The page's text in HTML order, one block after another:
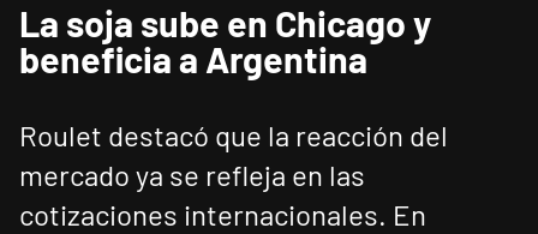
La soja sube en Chicago y
beneficia a Argentina
Roulet destacó que la reacción del
mercado ya se refleja en las
cotizaciones internacionales. En